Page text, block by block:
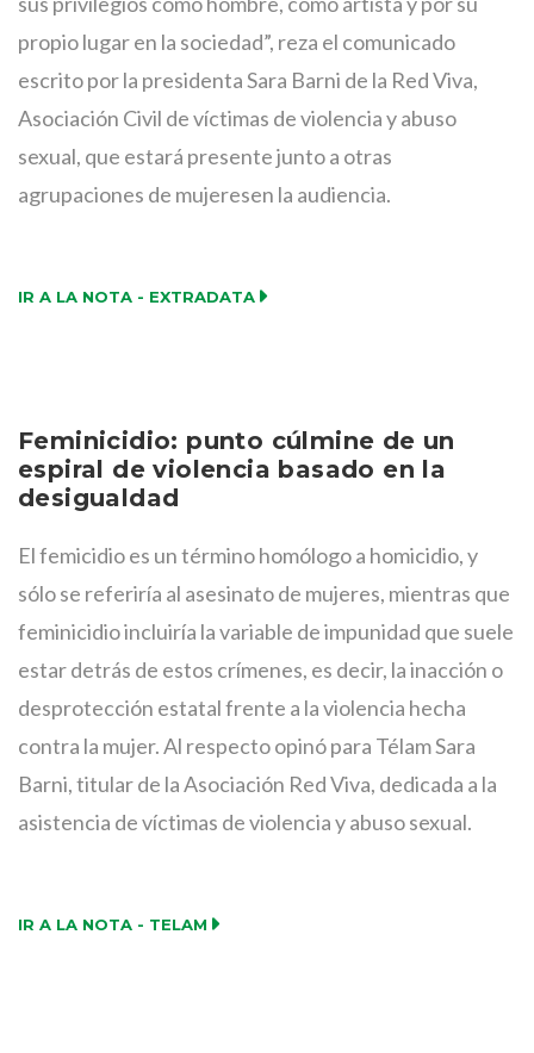
propio lugar en la sociedad”, reza el comunicado
escrito por la presidenta Sara Barni de la Red Viva,
Asociación Civil de víctimas de violencia y abuso
sexual, que estará presente junto a otras
agrupaciones de mujeresen la audiencia.
IR A LA NOTA - EXTRADATA
Feminicidio: punto cúlmine de un
espiral de violencia basado en la
desigualdad
El femicidio es un término homólogo a homicidio, y
sólo se referiría al asesinato de mujeres, mientras que
feminicidio incluiría la variable de impunidad que suele
estar detrás de estos crímenes, es decir, la inacción o
desprotección estatal frente a la violencia hecha
contra la mujer. Al respecto opinó para Télam Sara
Barni, titular de la Asociación Red Viva, dedicada a la
asistencia de víctimas de violencia y abuso sexual.
IR A LA NOTA - TELAM